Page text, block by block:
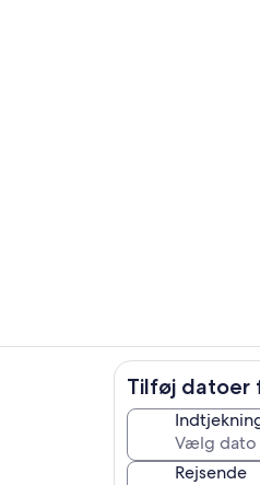
UdendørsområdeTilføj datoer
Rejsende